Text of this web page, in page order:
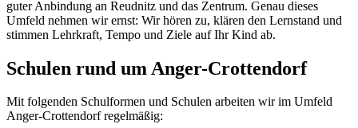
guter Anbindung an Reudnitz und das Zentrum. Genau dieses
Umfeld nehmen wir ernst: Wir hören zu, klären den Lernstand und
stimmen Lehrkraft, Tempo und Ziele auf Ihr Kind ab.
Schulen rund um Anger-Crottendorf
Mit folgenden Schulformen und Schulen arbeiten wir im Umfeld
Anger-Crottendorfregelmäßig: